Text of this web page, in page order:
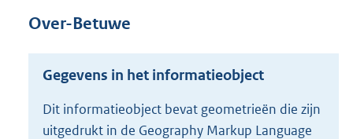
s
r
o
t
Over-Betuwe
Gegevens in het informatieobject
Dit informatieobject bevat geometrieën die zijn
uitgedrukt in de Geography Markup Language